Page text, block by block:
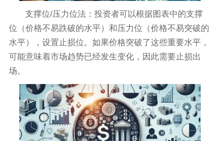
支撑位/压力位法：投资者可以根据图表中的支撑
位（价格不易跌破的水平）和压力位（价格不易突破的
水平），设置止损位。如果价格突破了这些重要水平，
可能意味着市场趋势已经发生变化，因此需要止损出
场。